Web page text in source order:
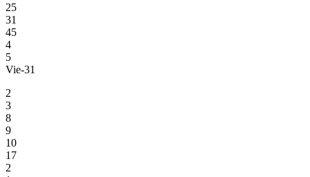
25
31
45
4
5
Vie-31
2
3
8
9
10
17
2